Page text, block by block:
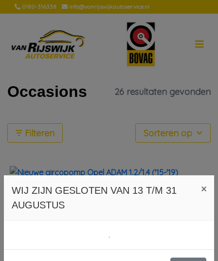
0180-316338 info@vanrijswijkautoservice.nl
Occasions 26 resultaten gevonden
Filteren Sorteren op
Nieuwe aircopomp Opel ADAM 1.2/1.4 ('15-'19)
WIJ ZIJN GESLOTEN VAN 13 T/M 31
AUGUSTUS
×
.